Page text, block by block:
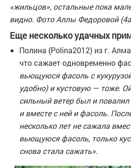
«жильцов», остальные пока
видно. Фото Аллы Федоровой
Еще несколько удачных
Полина (Polina2012) из г.
что сажает одновременно
вьющуюся фасоль с
удобно) и кустовую — тоже.
сильный ветер был и
и вместе с ней и фасоль.
несколько лет не сажала
вьющуюся фасоль, только
снова стала сажать».